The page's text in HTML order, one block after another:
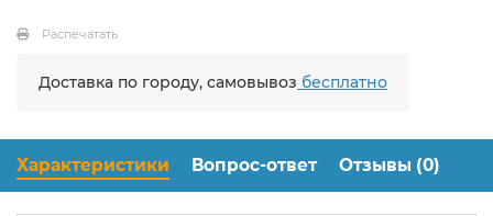
Распечатать
Доставка по городу, самовывоз бесплатно
Характеристики Вопрос-ответ Отзывы (0)